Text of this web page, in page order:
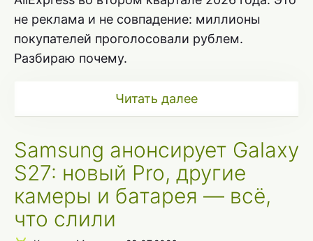
не реклама и не совпадение: миллионы
покупателей проголосовали рублем.
Разбираю почему.
Читать далее
Samsung анонсирует Galaxy
S27: новый Pro, другие
камеры и батарея — всё,
что слили